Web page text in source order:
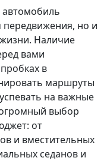
передвижения, но и
Наличие
вами
в
маршруты
на важные
выбор
от
и вместительных
седанов и